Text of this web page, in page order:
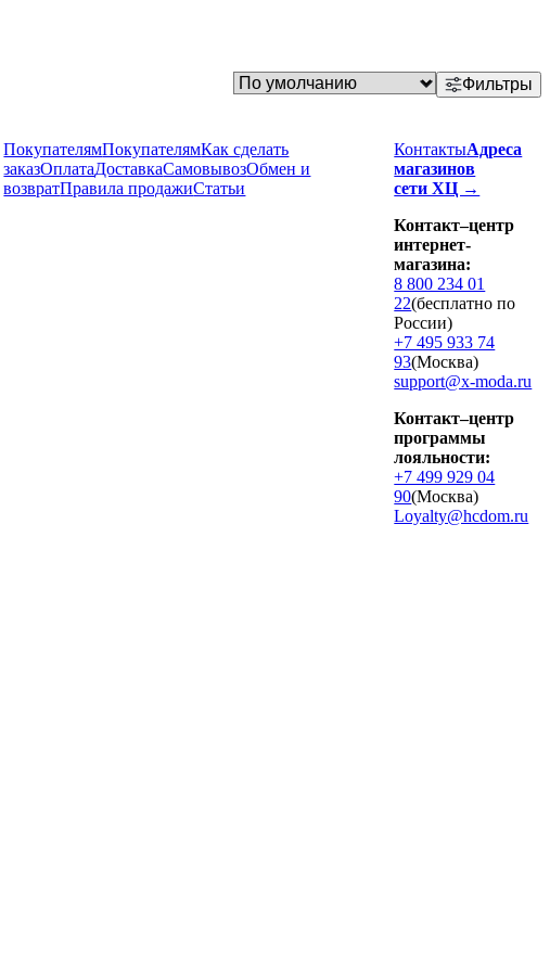
Фильтры
ПокупателямПокупателямКак сделать
заказОплатаДоставкаCамовывозОбмен и
возвратПравила продажиСтатьи
КонтактыАдреса
магазинов
сети ХЦ →
Контакт–центр
интернет-
магазина:
8 800 234 01
22(бесплатно по
России)
+7 495 933 74
93(Москва)
support@x-moda.ru
Контакт–центр
программы
лояльности:
+7 499 929 04
90(Москва)
Loyalty@hcdom.ru